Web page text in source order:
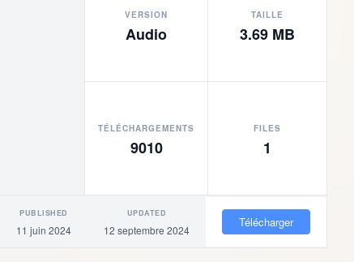
VERSION
Audio
TAILLE
3.69 MB
TÉLÉCHARGEMENTS
9010
FILES
1
PUBLISHED
11 juin 2024
UPDATED
12 septembre 2024
Télécharger